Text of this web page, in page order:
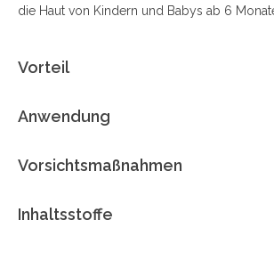
die Haut von Kindern und Babys ab 6
Vorteil
Anwendung
Vorsichtsmaßnahmen
Inhaltsstoffe